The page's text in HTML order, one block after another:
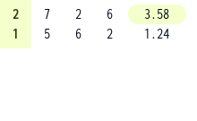
2
1
7
5
2
6
6
2
3.58
1.24